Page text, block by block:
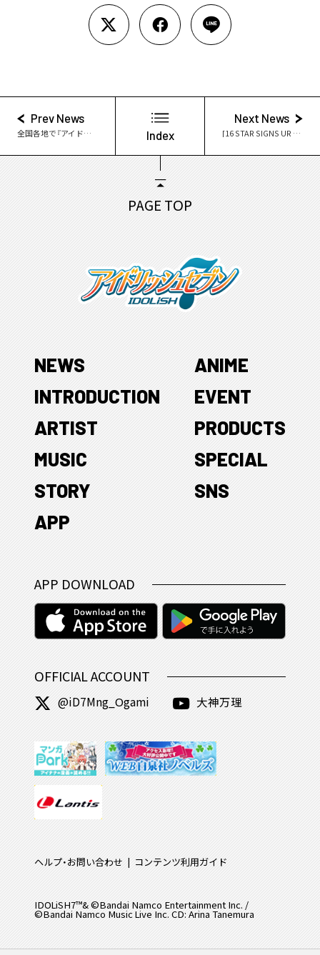
Prev News
全国各地で『アイドリッシュセブン』の屋外広告を掲出中！ Index
Next News
[16 STAR SIGNS UR & BABY STAR SIGNS]グッズの発売が決定！
PAGE TOP
NEWS
INTRODUCTION
ARTIST
MUSIC
STORY
APP
ANIME
EVENT
PRODUCTS
SPECIAL
SNS
APP DOWNLOAD
OFFICIAL ACCOUNT
@iD7Mng_Ogami 大神万理
ヘルプ・お問い合わせ コンテンツ利用ガイド
IDOLiSH7™& ©Bandai Namco Entertainment Inc. /
©Bandai Namco Music Live Inc. CD: Arina Tanemura